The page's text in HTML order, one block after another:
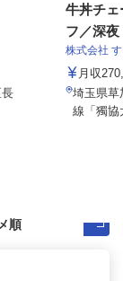
牛丼チェ
フ／深夜
株式会社
月収
埼玉県草
線「獨